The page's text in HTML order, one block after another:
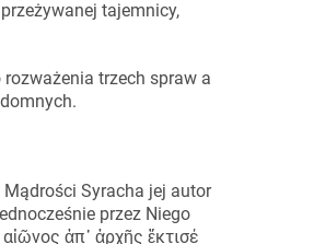
tajemnicy,
trzech spraw a
Syracha jej autor
przez Niego
ἀπ᾿ ἀρχῆς ἔκτισέ